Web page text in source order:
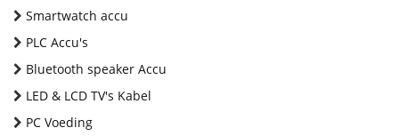
Smartwatch accu
PLC Accu's
Bluetooth speaker Accu
LED & LCD TV's Kabel
PC Voeding